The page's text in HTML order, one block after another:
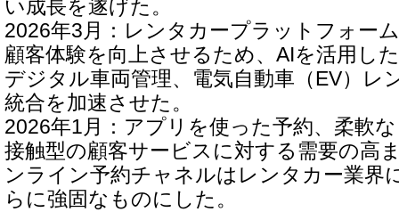
い成長を遂げた。
2026年3月：レンタカープラットフォー
顧客体験を向上させるため、AIを活用し
デジタル車両管理、電気自動車（EV）レ
統合を加速させた。
2026年1月：アプリを使った予約、柔軟
接触型の顧客サービスに対する需要の高
ンライン予約チャネルはレンタカー業界
らに強固なものにした。